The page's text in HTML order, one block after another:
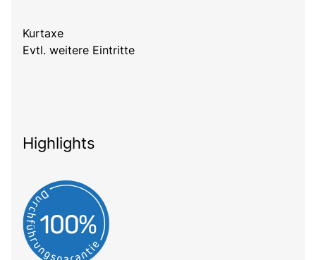
Kurtaxe
Evtl. weitere Eintritte
Highlights